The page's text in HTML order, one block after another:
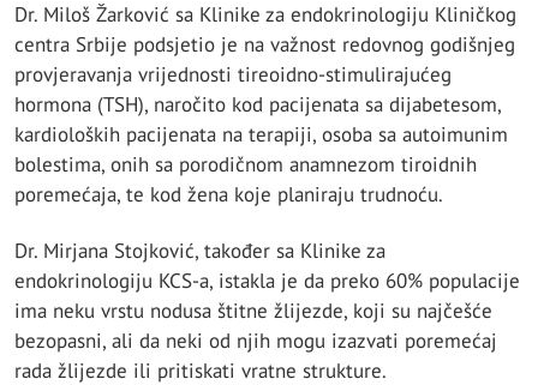
Dr. Miloš Žarković sa Klinike za endokrinologiju Kliničkog
centra Srbije podsjetio je na važnost redovnog godišnjeg
provjeravanja vrijednosti tireoidno-stimulirajućeg
hormona (TSH), naročito kod pacijenata sa dijabetesom,
kardioloških pacijenata na terapiji, osoba sa autoimunim
bolestima, onih sa porodičnom anamnezom tiroidnih
poremećaja, te kod žena koje planiraju trudnoću.
Dr. Mirjana Stojković, također sa Klinike za
endokrinologiju KCS-a, istakla je da preko 60% populacije
ima neku vrstu nodusa štitne žlijezde, koji su najčešće
bezopasni, ali da neki od njih mogu izazvati poremećaj
rada žlijezde ili pritiskati vratne strukture.